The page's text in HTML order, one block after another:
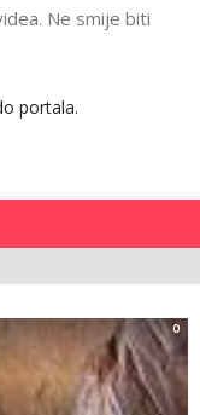
Ne smije biti
portala.
0